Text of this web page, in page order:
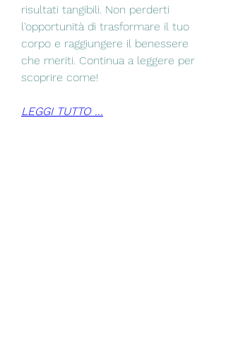
risultati tangibili. Non perderti
l'opportunità di trasformare il tuo
corpo e raggiungere il benessere
che meriti. Continua a leggere per
scoprire come!
LEGGI TUTTO ...